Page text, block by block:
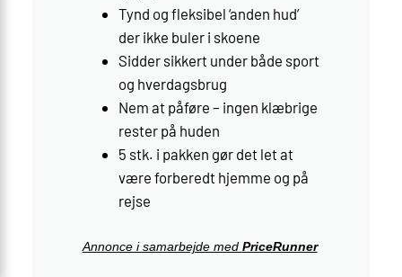
Tynd og fleksibel ‘anden hud’
der ikke buler i skoene
Sidder sikkert under både sport
og hverdagsbrug
Nem at påføre – ingen klæbrige
rester på huden
5 stk. i pakken gør det let at
være forberedt hjemme og på
rejse
Annonce i samarbejde med PriceRunner